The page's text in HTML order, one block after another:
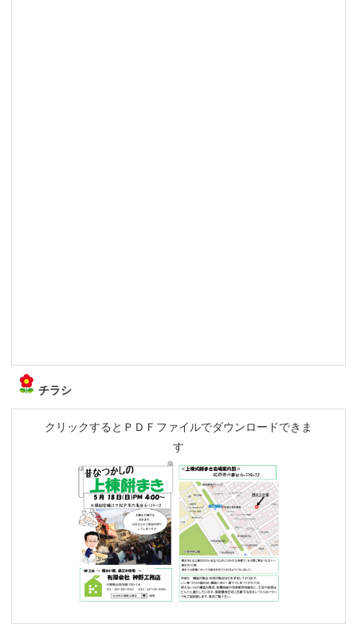
チラシ
クリックするとＰＤＦファイルでダウンロードできま
す